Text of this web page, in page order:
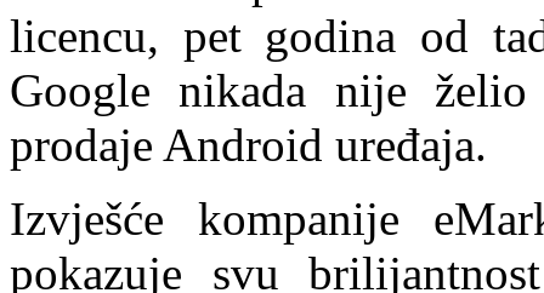
licencu, pet godina od
Google nikada nije
prodaje Android uređaja.
Izvješće kompanije
pokazuje svu